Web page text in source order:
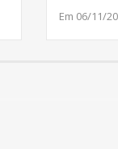
Em 06/11/